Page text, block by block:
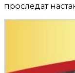
проследат